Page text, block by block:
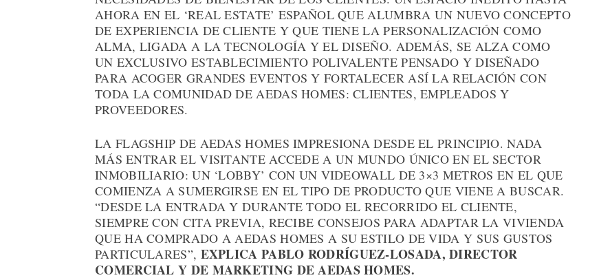
AHORA EN EL ‘REAL ESTATE’ ESPAÑOL QUE ALUMBRA UN NUEVO CONCEPTO
DE EXPERIENCIA DE CLIENTE Y QUE TIENE LA PERSONALIZACIÓN COMO
ALMA, LIGADA A LA TECNOLOGÍA Y EL DISEÑO. ADEMÁS, SE ALZA COMO
UN EXCLUSIVO ESTABLECIMIENTO POLIVALENTE PENSADO Y DISEÑADO
PARA ACOGER GRANDES EVENTOS Y FORTALECER ASÍ LA RELACIÓN CON
TODA LA COMUNIDAD DE AEDAS HOMES: CLIENTES, EMPLEADOS Y
PROVEEDORES.
LA FLAGSHIP DE AEDAS HOMES IMPRESIONA DESDE EL PRINCIPIO. NADA
MÁS ENTRAR EL VISITANTE ACCEDE A UN MUNDO ÚNICO EN EL SECTOR
INMOBILIARIO: UN ‘LOBBY’ CON UN VIDEOWALL DE 3×3 METROS EN EL QUE
COMIENZA A SUMERGIRSE EN EL TIPO DE PRODUCTO QUE VIENE A BUSCAR.
“DESDE LA ENTRADA Y DURANTE TODO EL RECORRIDO EL CLIENTE,
SIEMPRE CON CITA PREVIA, RECIBE CONSEJOS PARA ADAPTAR LA VIVIENDA
QUE HA COMPRADO A AEDAS HOMES A SU ESTILO DE VIDA Y SUS GUSTOS
PARTICULARES”, EXPLICA PABLO RODRÍGUEZ-LOSADA, DIRECTOR
COMERCIAL Y DE MARKETING DE AEDAS HOMES.